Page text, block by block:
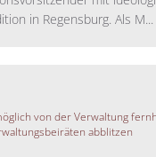
in Regensburg. Als M...
von der Verwaltung
abblitzen